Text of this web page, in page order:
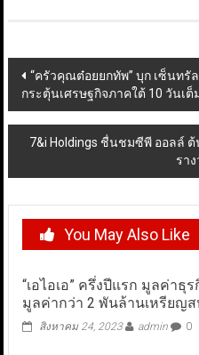
Post
navigation
“ครัวคุณต๋อยยกทัพ” บุก เซ็นทรั
กระตุ้นเศรษฐกิจภาคใต้ 10 วันเต็
7&i Holdings ชื่นชมซีพี ออลล์
รา
You May Also Like
“เอไอเอ” ครึ่งปีแรก มูลค่าธุ
มูลค่ากว่า 2 พันล้านเหรียญส
สิงหาคม 24, 2023 admin 0